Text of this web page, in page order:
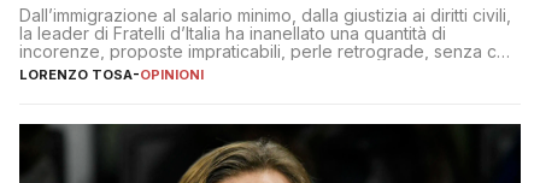
Dall’immigrazione al salario minimo, dalla giustizia ai diritti civili,
la leader di Fratelli d’Italia ha inanellato una quantità di
incorenze, proposte impraticabili, perle retrograde, senza che
nessuno – a destra come a sinistra – glielo abbia fatto notare
LORENZO TOSA-OPINIONI